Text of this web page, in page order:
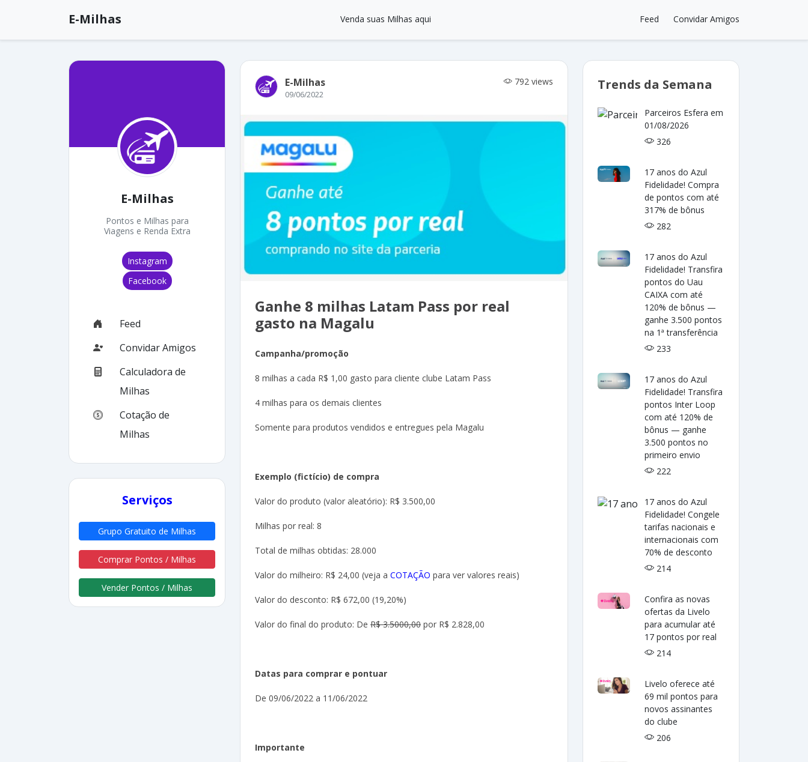
E-Milhas Venda suas Milhas aqui Feed Convidar Amigos
E-Milhas
Pontos e Milhas para
Viagens e Renda Extra
Instagram
Facebook
Feed
Convidar Amigos
Calculadora de
Milhas
Cotação de
Milhas
Serviços
Grupo Gratuito de Milhas
Comprar Pontos / Milhas
Vender Pontos / Milhas
E-Milhas 792 views
09/06/2022
Ganhe 8 milhas Latam Pass por real
gasto na Magalu
Campanha/promoção
8 milhas a cada R$ 1,00 gasto para cliente clube Latam Pass
4 milhas para os demais clientes
Somente para produtos vendidos e entregues pela Magalu
Exemplo (fictício) de compra
Valor do produto (valor aleatório): R$ 3.500,00
Milhas por real: 8
Total de milhas obtidas: 28.000
Valor do milheiro: R$ 24,00 (veja a COTAÇÃO para ver valores reais)
Valor do desconto: R$ 672,00 (19,20%)
Valor do final do produto: De R$ 3.5000,00 por R$ 2.828,00
Datas para comprar e pontuar
De 09/06/2022 a 11/06/2022
Importante
Trends da Semana
Parceiros Esfera em
01/08/2026
326
17 anos do Azul
Fidelidade! Compra
de pontos com até
317% de bônus
282
17 anos do Azul
Fidelidade! Transfira
pontos do Uau
CAIXA com até
120% de bônus —
ganhe 3.500 pontos
na 1ª transferência
233
17 anos do Azul
Fidelidade! Transfira
pontos Inter Loop
com até 120% de
bônus — ganhe
3.500 pontos no
primeiro envio
222
17 anos do Azul
Fidelidade! Congele
tarifas nacionais e
internacionais com
70% de desconto
214
Confira as novas
ofertas da Livelo
para acumular até
17 pontos por real
214
Livelo oferece até
69 mil pontos para
novos assinantes
do clube
206